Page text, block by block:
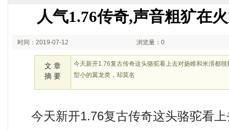
人气1.76传奇,声音粗犷在
时间：2019-07-12 浏览量：0
文 章
摘 要
今天新开1.76复古传奇这头骆驼看上去对扬睢和米湑都
型小的翼龙类，却莫名
今天新开1.76复古传奇这头骆驼看